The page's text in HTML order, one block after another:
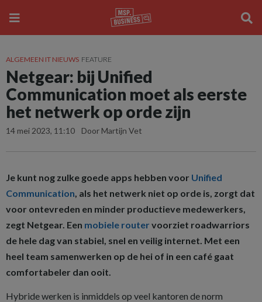
ALGEMEEN IT NIEUWS FEATURE
Netgear: bij Unified
Communication moet als eerste
het netwerk op orde zijn
14 mei 2023, 11:10 Door Martijn Vet
Je kunt nog zulke goede apps hebben voor Unified
Communication, als het netwerk niet op orde is, zorgt dat
voor ontevreden en minder productieve medewerkers,
zegt Netgear. Een mobiele router voorziet roadwarriors
de hele dag van stabiel, snel en veilig internet. Met een
heel team samenwerken op de hei of in een café gaat
comfortabeler dan ooit.
Hybride werken is inmiddels op veel kantoren de norm